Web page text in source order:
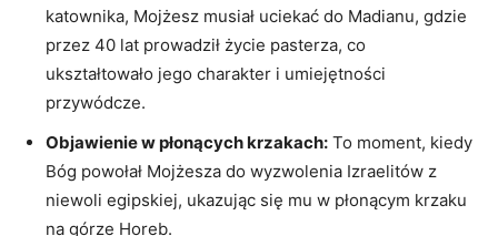
katownika, Mojżesz musiał uciekać do Madianu, gdzie
przez 40 lat prowadził życie pasterza, co
ukształtowało jego charakter i umiejętności
‍przywódcze.
Objawienie w ⁣płonących krzakach: To​ moment, kiedy
Bóg​ powołał Mojżesza do wyzwolenia Izraelitów z
⁣niewoli egipskiej, ukazując⁤ się mu ⁣w płonącym‌ krzaku
na górze Horeb.